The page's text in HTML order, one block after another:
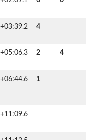
+03:39.2 4
+05:06.3 2 4
+06:44.6 1
+11:09.6